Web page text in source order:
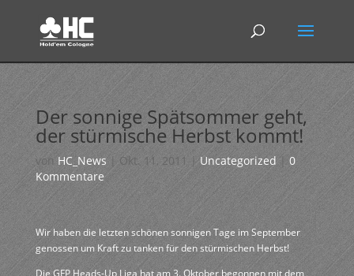
Der sonnige Spätsommer geht,
der stürmische Herbst kommt!
von HC_News | Okt. 11, 2011 |Uncategorized
0
Kommentare
Wir haben die letzten schönen sonnigen Tage im September
genossen um Kraft zu tanken für den stürmischen Herbst!
Die GFP Heads-Up Liga hat am 3. Oktober begonnen mit dem